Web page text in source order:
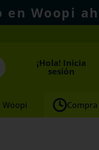
Woopi
¡Hola! Inicia
sesión
Woopi